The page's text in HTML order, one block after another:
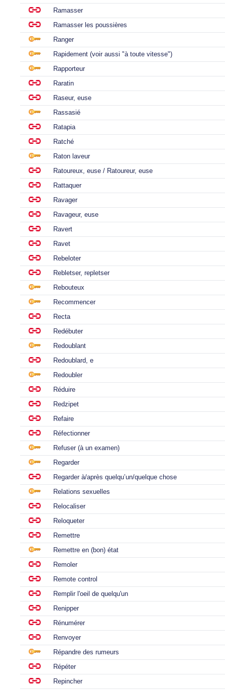
Ramasser
Ramasser les poussières
Ranger
Rapidement (voir aussi "à toute vitesse")
Rapporteur
Raratin
Raseur, euse
Rassasié
Ratapia
Ratché
Raton laveur
Ratoureux, euse / Ratoureur, euse
Rattaquer
Ravager
Ravageur, euse
Ravert
Ravet
Rebeloter
Rebletser, repletser
Rebouteux
Recommencer
Recta
Redébuter
Redoublant
Redoublard, e
Redoubler
Réduire
Redzipet
Refaire
Réfectionner
Refuser (à un examen)
Regarder
Regarder à/après quelqu’un/quelque chose
Relations sexuelles
Relocaliser
Reloqueter
Remettre
Remettre en (bon) état
Remoler
Remote control
Remplir l'oeil de quelqu'un
Renipper
Rénumérer
Renvoyer
Répandre des rumeurs
Répéter
Repincher